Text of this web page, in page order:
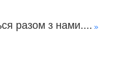
разом з нами....